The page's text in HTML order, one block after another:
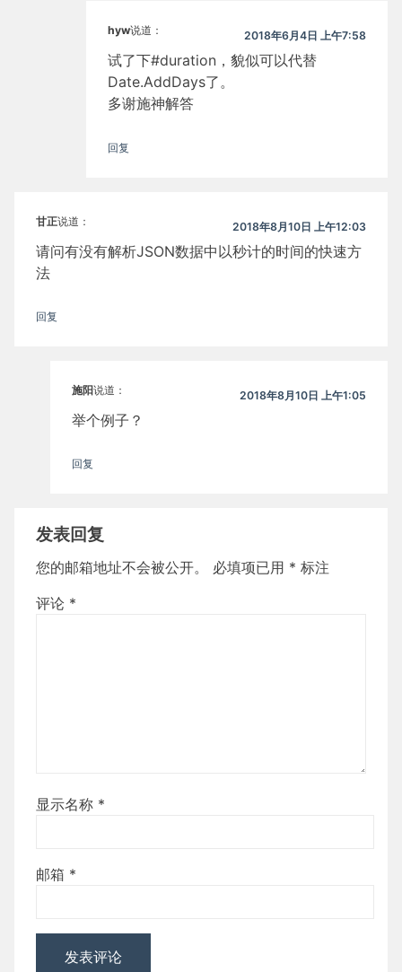
hyw说道： 2018年6月4日 上午7:58
试了下#duration，貌似可以代替
Date.AddDays了。
多谢施神解答
回复
甘正说道： 2018年8月10日 上午12:03
请问有没有解析JSON数据中以秒计的时间的快速方
法
回复
施阳说道： 2018年8月10日 上午1:05
举个例子？
回复
发表回复
您的邮箱地址不会被公开。 必填项已用 * 标注
评论 *
显示名称 *
邮箱 *